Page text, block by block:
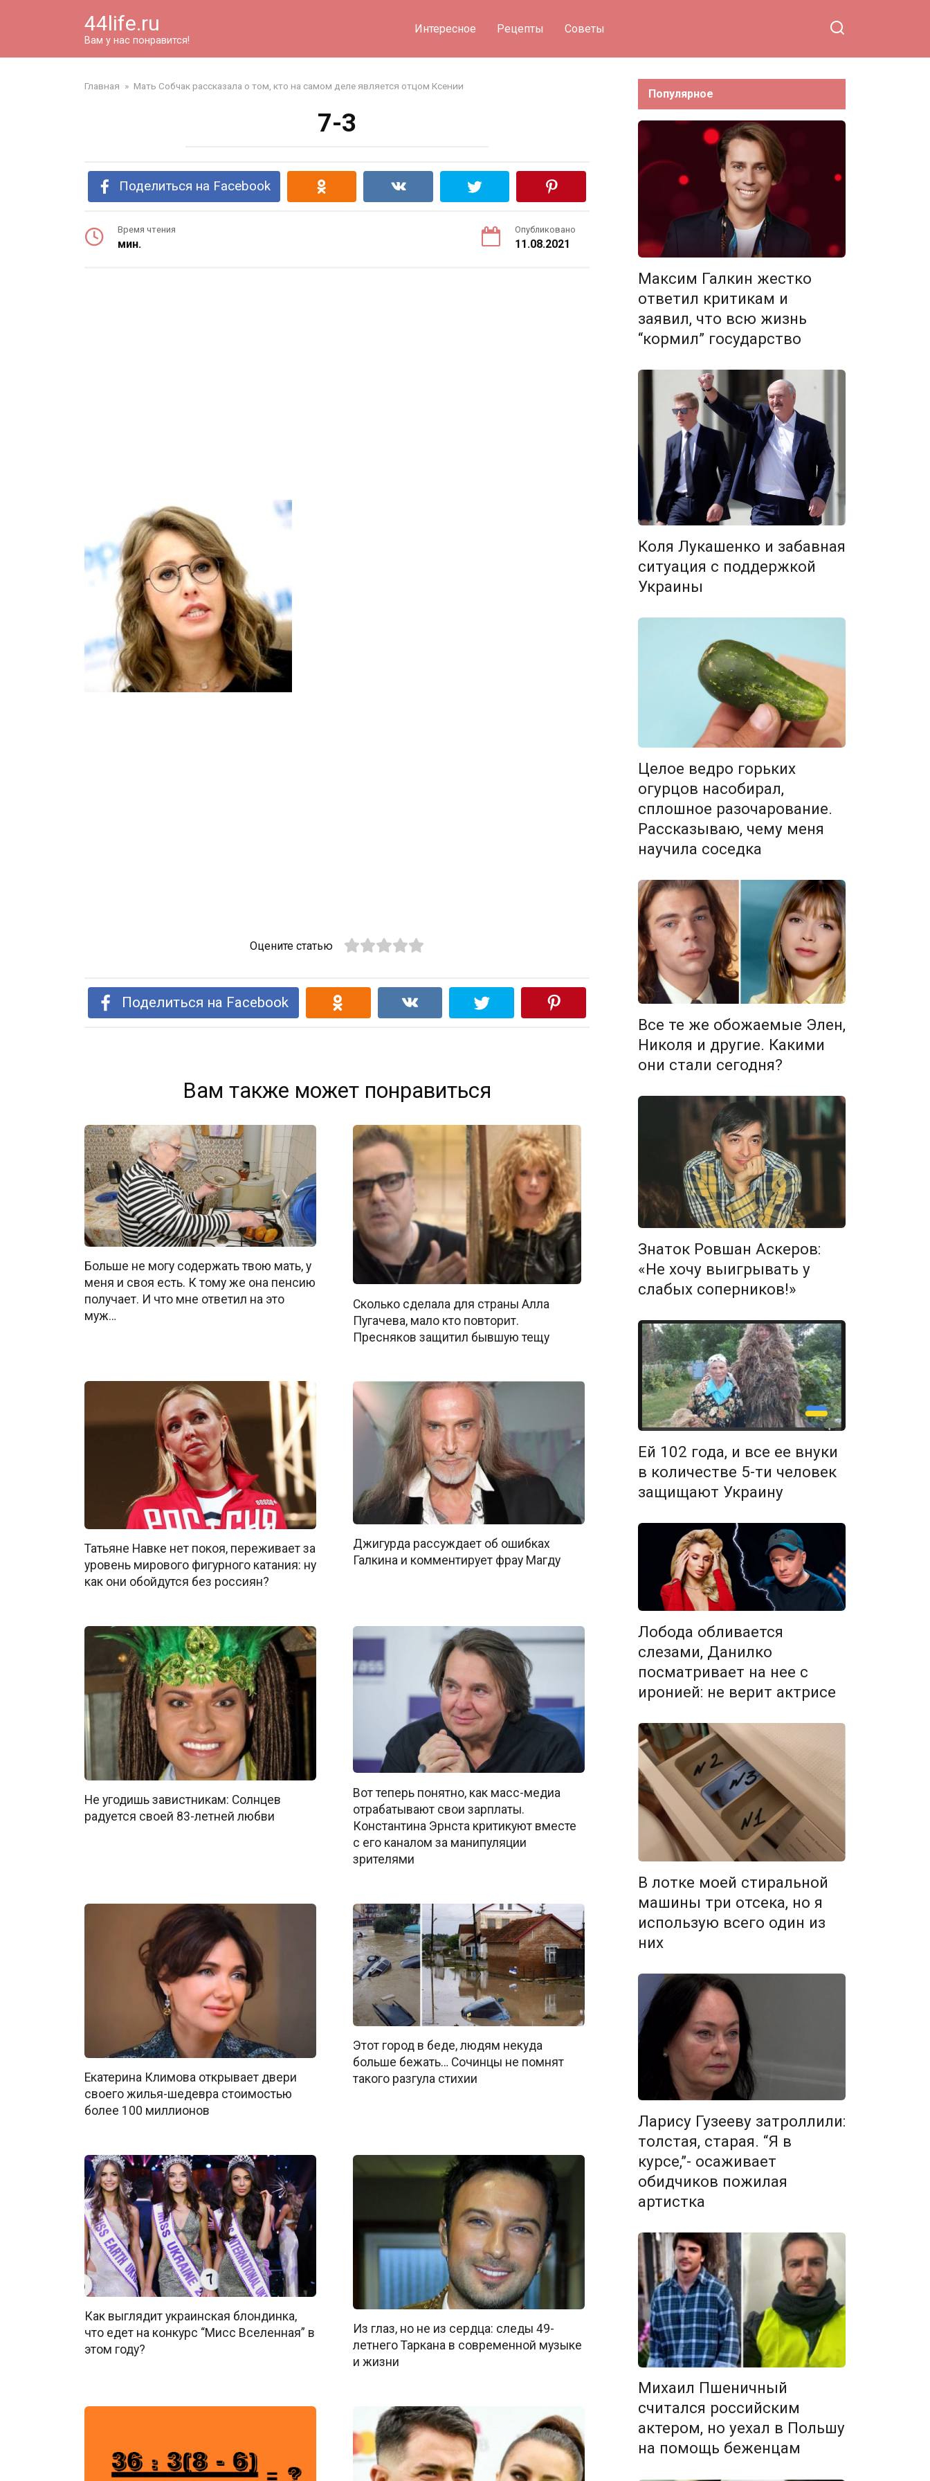
44life.ru
Вам у нас понравится!
Интересное Рецепты Советы
Главная » Мать Собчак рассказала о том, кто на самом деле является отцом Ксении
7-3
Поделиться на Facebook
Время чтения
мин.
Опубликовано
11.08.2021
Оцените статью
Поделиться на Facebook
Вам также может понравиться
Больше не могу содержать твою мать, у
меня и своя есть. К тому же она пенсию
получает. И что мне ответил на это
муж…
Сколько сделала для страны Алла
Пугачева, мало кто повторит.
Пресняков защитил бывшую тещу
Татьяне Навке нет покоя, переживает за
уровень мирового фигурного катания: ну
как они обойдутся без россиян?
Джигурда рассуждает об ошибках
Галкина и комментирует фрау Магду
Не угодишь завистникам: Солнцев
радуется своей 83-летней любви
Вот теперь понятно, как масс-медиа
отрабатывают свои зарплаты.
Константина Эрнста критикуют вместе
с его каналом за манипуляции
зрителями
Екатерина Климова открывает двери
своего жилья-шедевра стоимостью
более 100 миллионов
Этот город в беде, людям некуда
больше бежать… Сочинцы не помнят
такого разгула стихии
Как выглядит украинская блондинка,
что едет на конкурс “Мисс Вселенная” в
этом году?
Из глаз, но не из сердца: следы 49-
летнего Таркана в современной музыке
и жизни
Популярное
Максим Галкин жестко
ответил критикам и
заявил, что всю жизнь
“кормил” государство
Коля Лукашенко и забавная
ситуация с поддержкой
Украины
Целое ведро горьких
огурцов насобирал,
сплошное разочарование.
Рассказываю, чему меня
научила соседка
Все те же обожаемые Элен,
Николя и другие. Какими
они стали сегодня?
Знаток Ровшан Аскеров:
«Не хочу выигрывать у
слабых соперников!»
Ей 102 года, и все ее внуки
в количестве 5-ти человек
защищают Украину
Лобода обливается
слезами, Данилко
посматривает на нее с
иронией: не верит актрисе
В лотке моей стиральной
машины три отсека, но я
использую всего один из
них
Ларису Гузееву затроллили:
толстая, старая. “Я в
курсе,”- осаживает
обидчиков пожилая
артистка
Михаил Пшеничный
считался российским
актером, но уехал в Польшу
на помощь беженцам